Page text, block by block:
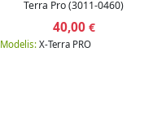
Terra Pro (3011-0460)
40,00€
Modelis: X-Terra PRO